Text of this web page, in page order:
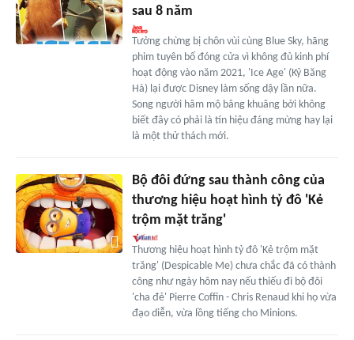
sau 8 năm
Tưởng chừng bị chôn vùi cùng Blue Sky, hãng
phim tuyên bố đóng cửa vì không đủ kinh phí
hoạt động vào năm 2021, 'Ice Age' (Kỷ Băng
Hà) lại được Disney làm sống dậy lần nữa.
Song người hâm mộ bâng khuâng bởi không
biết đây có phải là tín hiệu đáng mừng hay lại
là một thử thách mới.
Bộ đôi đứng sau thành công của
thương hiệu hoạt hình tỷ đô 'Kẻ
trộm mặt trăng'
Thương hiệu hoạt hình tỷ đô 'Kẻ trộm mặt
trăng' (Despicable Me) chưa chắc đã có thành
công như ngày hôm nay nếu thiếu đi bộ đôi
'cha đẻ' Pierre Coffin - Chris Renaud khi họ vừa
đạo diễn, vừa lồng tiếng cho Minions.